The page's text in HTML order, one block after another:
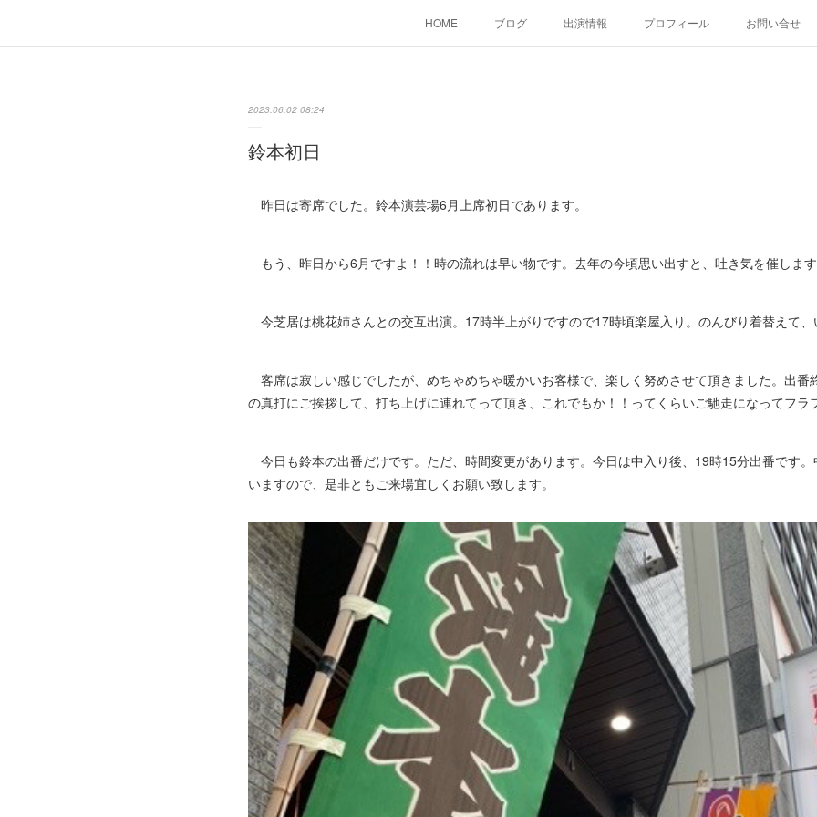
HOME ブログ 出演情報 プロフィール お問い合せ
2023.06.02 08:24
鈴本初日
昨日は寄席でした。鈴本演芸場6月上席初日であります。
もう、昨日から6月ですよ！！時の流れは早い物です。去年の今頃思い出すと、吐き気を催しま
今芝居は桃花姉さんとの交互出演。17時半上がりですので17時頃楽屋入り。のんびり着替えて
客席は寂しい感じでしたが、めちゃめちゃ暖かいお客様で、楽しく努めさせて頂きました。出番
の真打にご挨拶して、打ち上げに連れてって頂き、これでもか！！ってくらいご馳走になってフラ
今日も鈴本の出番だけです。ただ、時間変更があります。今日は中入り後、19時15分出番です
いますので、是非ともご来場宜しくお願い致します。